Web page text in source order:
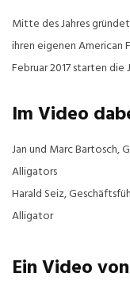
Mitte des Jahres
ihren eigenen American
Februar 2017 starten die
Im Video
Jan und Marc Bartosch,
Alligators
Harald Seiz,
Alligator
Ein Video